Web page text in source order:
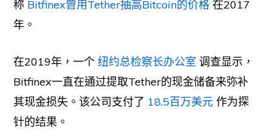
称 Bitfinex曾用Tether抽高Bitcoin的价格 在2017
年。
在2019年，一个纽约总检察长办公室 调查显示，
Bitfinex一直在通过提取Tether的现金储备来弥补
其现金损失。该公司支付了 18.5百万美元 作为探
针的结果。